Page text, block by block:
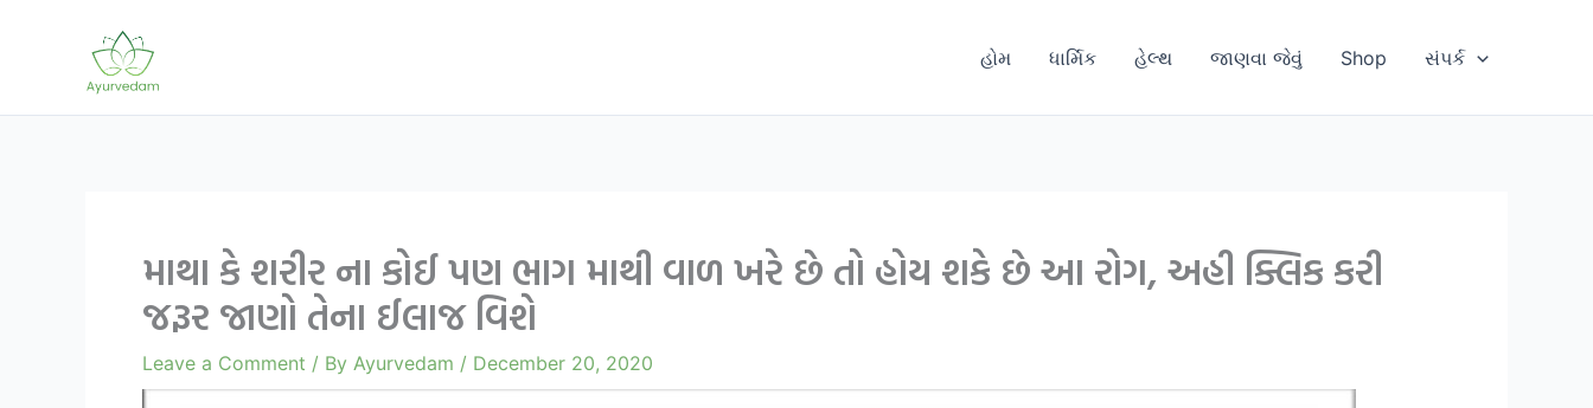
હોમ ધાર્મિક હેલ્થ જાણવા જેવું Shop સંપર્ક
માથા કે શરીર ના કોઈ પણ ભાગ માથી વાળ ખરે છે તો હોય શકે છે આ રોગ, અહી ક્લિક કરી
જરૂર જાણો તેના ઈલાજ વિશે
Leave a Comment / By Ayurvedam / December 20, 2020